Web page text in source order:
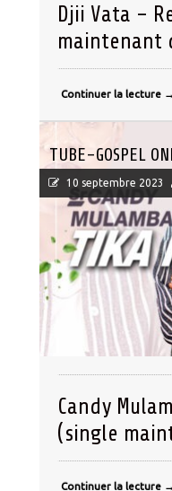
Djii Vata –
maintenant
Continuer la lecture →
TUBE-GOSPEL
10 septembre 2023
Candy
(single
Continuer la lecture →